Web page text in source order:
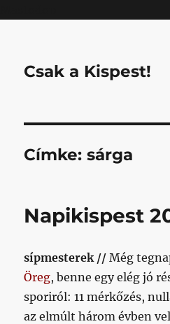
Csak a Kispest!
Címke:sárga
Napikispest
sípmesterek // Még
Öreg, benne egy elég jó
sporiról: 11 mérkőzés,
az elmúlt három évben